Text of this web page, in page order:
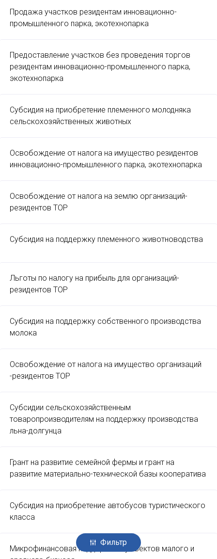
Фильтр
Продажа участков резидентам инновационно-
промышленного парка, экотехнопарка
Предоставление участков без проведения торгов
резидентам инновационно-промышленного парка,
экотехнопарка
Субсидия на приобретение племенного молодняка
сельскохозяйственных животных
Освобождение от налога на имущество резидентов
инновационно-промышленного парка, экотехнопарка
Освобождение от налога на землю организаций-
резидентов ТОР
Субсидия на поддержку племенного животноводства
Льготы по налогу на прибыль для организаций-
резидентов ТОР
Субсидия на поддержку собственного производства
молока
Освобождение от налога на имущество организаций
-резидентов ТОР
Субсидии сельскохозяйственным
товаропроизводителям на поддержку производства
льна-долгунца
Грант на развитие семейной фермы и грант на
развитие материально-технической базы кооператива
Субсидия на приобретение автобусов туристического
класса
Микрофинансовая поддержка субъектов малого и